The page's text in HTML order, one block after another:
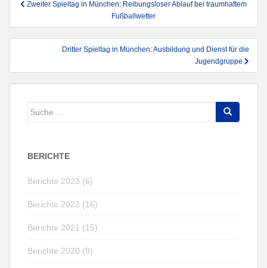
Zweiter Spieltag in München: Reibungsloser Ablauf bei traumhaftem
Fußballwetter
Dritter Spieltag in München: Ausbildung und Dienst für die
Jugendgruppe
Suche
BERICHTE
Berichte 2023 (6)
Berichte 2022 (16)
Berichte 2021 (15)
Berichte 2020 (9)